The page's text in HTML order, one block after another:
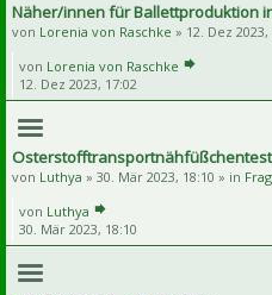
Näher/innen für Ballettproduktion
von Lorenia von Raschke » 12. Dez 2023,
von Lorenia von Raschke
12. Dez 2023, 17:02
von Luthya » 30. Mär 2023, 18:10 » in
von Luthya
30. Mär 2023, 18:10